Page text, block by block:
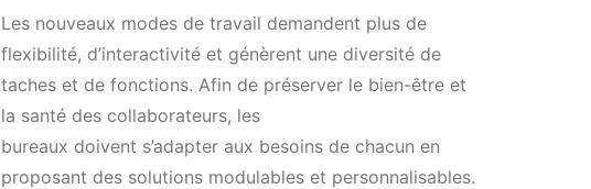
Les nouveaux modes de travail demandent plus de
flexibilité, d’interactivité et génèrent une diversité de
taches et de fonctions. Afin de préserver le bien-être et
la santé des collaborateurs, les
bureaux doivent s’adapter aux besoins de chacun en
proposant des solutions modulables et personnalisables.